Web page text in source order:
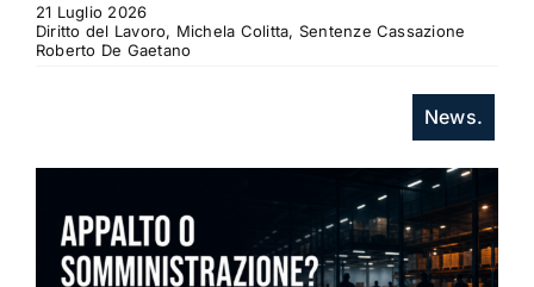
21 Luglio 2026
Diritto del Lavoro, Michela Colitta, Sentenze Cassazione
Roberto De Gaetano
News.